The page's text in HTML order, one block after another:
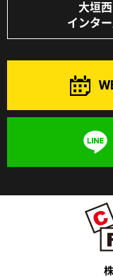
大垣西
インタ